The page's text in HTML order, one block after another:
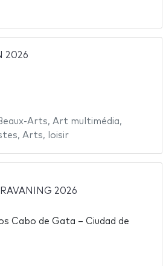
2026
Arts, Art multimédia,
, Arts, loisir
2026
Cabo de Gata – Ciudad de